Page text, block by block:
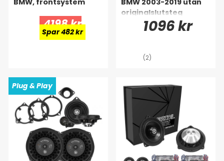
4198 kr
Spar 482 kr
originalslutsteg
1096 kr
(2)
Plug & Play